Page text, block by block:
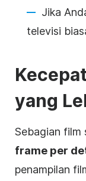
Jika
televisi
yang
Sebagian film
frame per
penampilan